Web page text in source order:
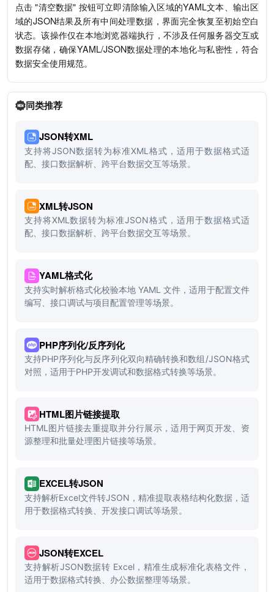
点击 "清空数据" 按钮可立即清除输入区域的YAML文本、输出区
域的JSON结果及所有中间处理数据，界面完全恢复至初始空白
状态。该操作仅在本地浏览器端执行，不涉及任何服务器交互或
数据存储，确保YAML/JSON数据处理的本地化与私密性，符合
数据安全使用规范。
同类推荐
JSON转XML
支持将JSON数据转为标准XML格式，适用于数据格式适
配、接口数据解析、跨平台数据交互等场景。
XML转JSON
支持将XML数据转为标准JSON格式，适用于数据格式适
配、接口数据解析、跨平台数据交互等场景。
YAML格式化
支持实时解析格式化校验本地 YAML 文件，适用于配置文件
编写、接口调试与项目配置管理等场景。
PHP序列化/反序列化
支持PHP序列化与反序列化双向精确转换和数组/JSON格式
对照，适用于PHP开发调试和数据格式转换等场景。
HTML图片链接提取
HTML图片链接去重提取并分行展示，适用于网页开发、资
源整理和批量处理图片链接等场景。
EXCEL转JSON
支持解析Excel文件转JSON，精准提取表格结构化数据，适
用于数据格式转换、开发接口调试等场景。
JSON转EXCEL
支持解析JSON数据转 Excel，精准生成标准化表格文件，
适用于数据格式转换、办公数据整理等场景。